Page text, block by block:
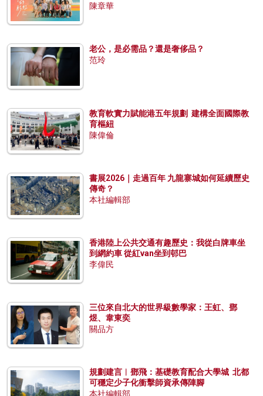
陳章華
老公，是必需品？還是奢侈品？
范玲
教育軟實力賦能港五年規劃 建構全面國際教
育樞紐
陳偉倫
書展2026｜走過百年 九龍寨城如何延續歷史
傳奇？
本社編輯部
香港陸上公共交通有趣歷史：我從白牌車坐
到網約車 從紅van坐到邨巴
李偉民
三位來自北大的世界級數學家：王虹、鄧
煜、韋東奕
關品方
規劃建言︱鄧飛：基礎教育配合大學城 北都
可穩定少子化衝擊師資承傳陣腳
本社編輯部